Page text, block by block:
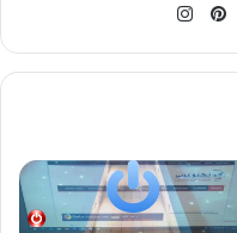
يوتي
بينتي
س
ام